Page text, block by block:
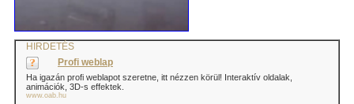
HIRDETÉS
Profi weblap
Ha igazán profi weblapot szeretne, itt nézzen körül! Interaktív oldalak,
animációk, 3D-s effektek.
www.oab.hu